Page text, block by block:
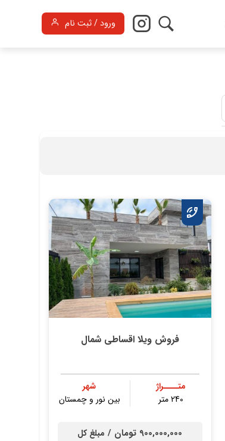
ورود / ثبت نام
فروش ویلا اقساطی شمال
متــــراژ
240 متر
شهر
بین نور و چمستان
900,000,000 تومان / مبلغ کل